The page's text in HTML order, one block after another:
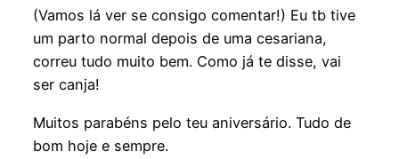
(Vamos lá ver se consigo comentar!) Eu tb tive
um parto normal depois de uma cesariana,
correu tudo muito bem. Como já te disse, vai
ser canja!
Muitos parabéns pelo teu aniversário. Tudo de
bom hoje e sempre.